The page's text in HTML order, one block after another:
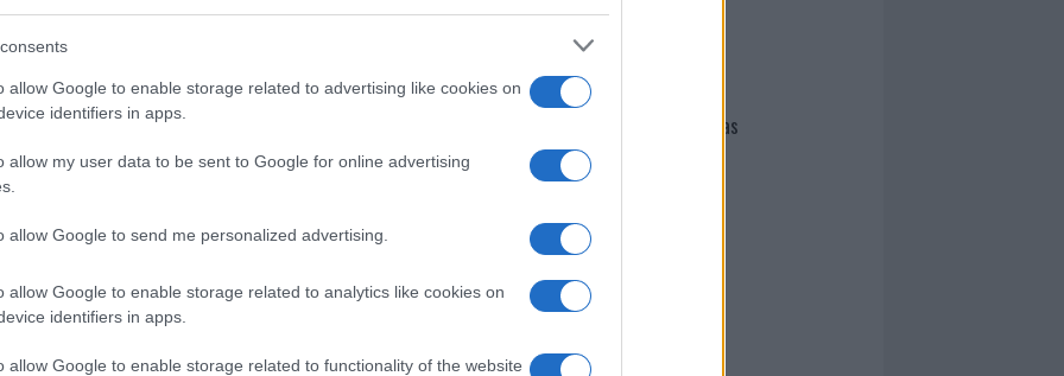
allow Google to enable storage related to advertising like cookies on
identifiers in apps.
allow my user data to be sent to Google for online advertising
allow Google to send me personalized advertising.
allow Google to enable storage related to analytics like cookies on
identifiers in apps.
allow Google to enable storage related to functionality of the website
di GalluraOggi.it
i tuoi video e le tue foto
+39 345 356 7512
news daGoogle News
I nostri cari
Giovannimaria Cabras